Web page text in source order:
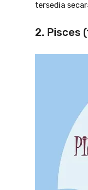
tersedia
2. Pisces